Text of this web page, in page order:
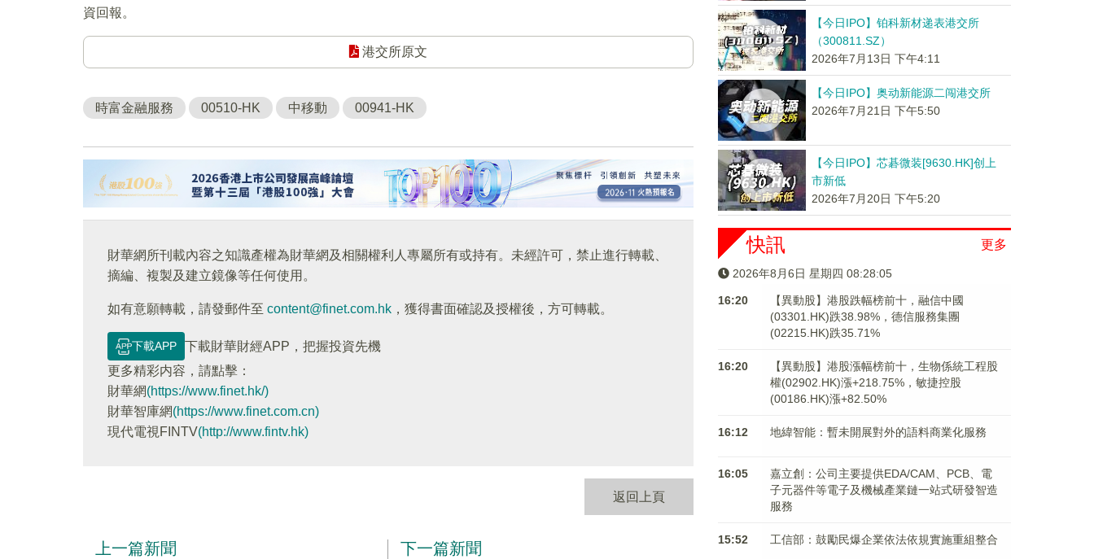
資回報。
港交所原文
時富金融服務 00510-HK 中移動 00941-HK
財華網所刊載內容之知識產權為財華網及相關權利人專屬所有或持有。未經許可，禁止進行轉載、
摘編、複製及建立鏡像等任何使用。
如有意願轉載，請發郵件至 content@finet.com.hk ，獲得書面確認及授權後，方可轉載。
下載APP
下載財華財經APP，把握投資先機
更多精彩内容，請點擊：
財華網(https://www.finet.hk/)
財華智庫網(https://www.finet.com.cn)
現代電視FINTV(http://www.fintv.hk)
返回上頁
上一篇新聞 下一篇新聞
【今日IPO】铂科新材递表港交所
（300811.SZ）
2026年7月13日 下午4:11
【今日IPO】奥动新能源二闯港交所
2026年7月21日 下午5:50
【今日IPO】芯碁微装[9630.HK]创上
市新低
2026年7月20日 下午5:20
更多
快訊
2026年8月6日 星期四 08:28:06
16:20
【異動股】港股跌幅榜前十，融信中國
(03301.HK)跌38.98%，德信服務集團
(02215.HK)跌35.71%
16:20
【異動股】港股漲幅榜前十，生物係統工程股
權(02902.HK)漲+218.75%，敏捷控股
(00186.HK)漲+82.50%
16:12 地緯智能：暫未開展對外的語料商業化服務
16:05
嘉立創：公司主要提供EDA/CAM、PCB、電
子元器件等電子及機械產業鏈一站式研發智造
服務
15:52 工信部：鼓勵民爆企業依法依規實施重組整合